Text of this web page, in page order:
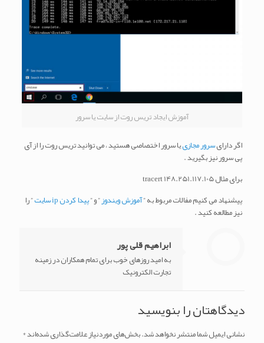
آموزش ایجاد تریس روت از سایت یا سرور
اگر دارایسرور مجازییا سرور اختصاصی هستید ، می توانید تریس روت را از آی
پی سرور نیز بگیرید .
برای مثال tracert 148.251.117.105
پیشنهاد می کنیم مفالات مربوط به ”آموزش ویندوز” و ”پیدا کردن ip سایت
” را
نیز مطالعه کنید .
ابراهیم قلی پور
به امید روزهای خوب برای تمام همکاران در زمینه
تجارت الکترونیک
دیدگاهتان را بنویسید
نشانی ایمیل شما منتشر نخواهد شد.بخش‌های موردنیاز علامت‌گذاری شده‌اند*